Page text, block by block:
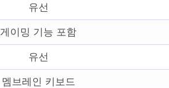
유선
게이밍 기능 포함
유선
멤브레인 키보드